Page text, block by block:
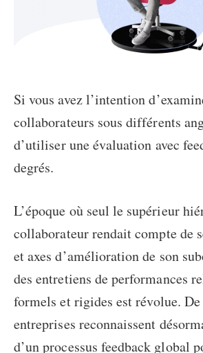
Si vous avez l’intention
collaborateurs sous différents
d’utiliser une évaluation avec
degrés.
L’époque où seul le supérieur
collaborateur rendait compte de
et axes d’amélioration de son
des entretiens de performances
formels et rigides est révolue. De
entreprises reconnaissent
d’un processus feedback global